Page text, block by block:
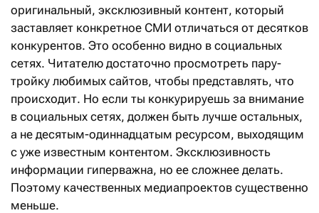
оригинальный, эксклюзивный контент, который
заставляет конкретное СМИ отличаться от десятков
конкурентов. Это особенно видно в социальных
сетях. Читателю достаточно просмотреть пару-
тройку любимых сайтов, чтобы представлять, что
происходит. Но если ты конкурируешь за внимание
в социальных сетях, должен быть лучше остальных,
а не десятым-одиннадцатым ресурсом, выходящим
с уже известным контентом. Эксклюзивность
информации гиперважна, но ее сложнее делать.
Поэтому качественных медиапроектов существенно
меньше.